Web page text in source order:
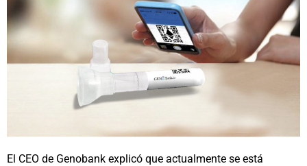
El CEO de Genobank explicó que actualmente se está